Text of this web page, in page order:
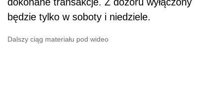
będzie tylko w soboty i niedziele.
Dalszy ciąg materiału pod wideo